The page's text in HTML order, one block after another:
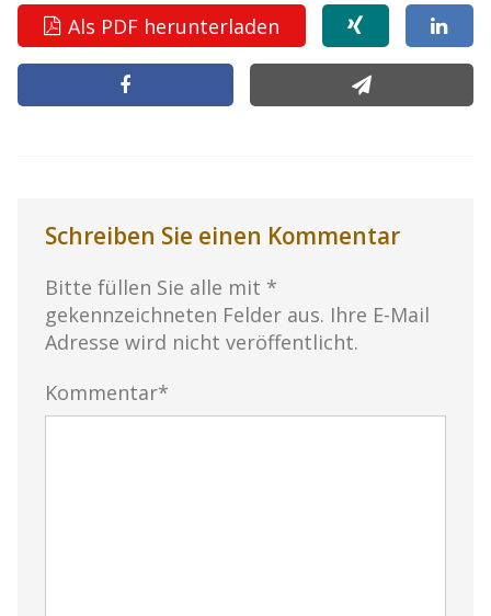
Als PDF herunterladen
Schreiben Sie einen Kommentar
Bitte füllen Sie alle mit *
gekennzeichneten Felder aus. Ihre E-Mail
Adresse wird nicht veröffentlicht.
Kommentar*